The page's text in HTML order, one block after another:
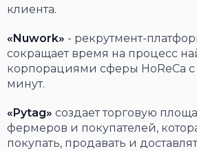
клиента.
«Nuwork» - рекрутмент-
сокращает время на процесс
корпорациями сферы HoReCa с
минут.
«Pytag» создает торговую
фермеров и покупателей,
покупать, продавать и